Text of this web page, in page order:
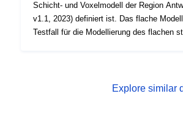
Prístupové práva: public
01 January
Schicht- und Voxelmodell der Region
v1.1, 2023) definiert ist. Das flache
Testfall für die Modellierung des flachen
flämischen Umweltplanungsbüros erstellt.
Explore similar